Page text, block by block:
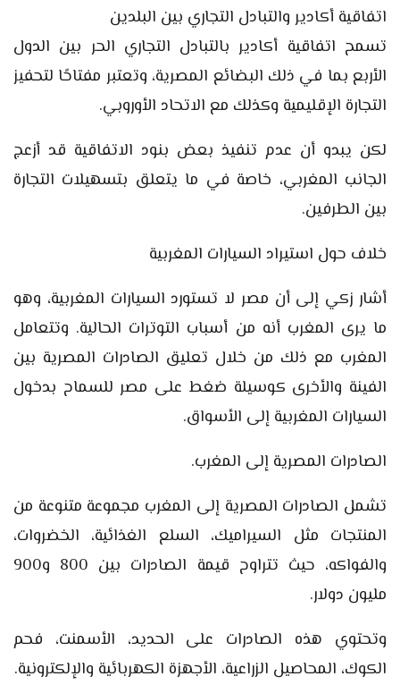
اتفاقية أكادير والتبادل التجاري بين البلدين
تسمح اتفاقية أكادير بالتبادل التجاري الحر بين الدول
الأربع بما في ذلك البضائع المصرية، وتعتبر مفتاحًا لتحفيز
التجارة الإقليمية وكذلك مع الاتحاد الأوروبي.
لكن يبدو أن عدم تنفيذ بعض بنود الاتفاقية قد أزعج
الجانب المغربي، خاصة في ما يتعلق بتسهيلات التجارة
بين الطرفين.
خلاف حول استيراد السيارات المغربية
أشار زكي إلى أن مصر لا تستورد السيارات المغربية، وهو
ما يرى المغرب أنه من أسباب التوترات الحالية. وتتعامل
المغرب مع ذلك من خلال تعليق الصادرات المصرية بين
الفينة والأخرى كوسيلة ضغط على مصر للسماح بدخول
السيارات المغربية إلى الأسواق.
الصادرات المصرية إلى المغرب.
تشمل الصادرات المصرية إلى المغرب مجموعة متنوعة من
المنتجات مثل السيراميك، السلع الغذائية، الخضروات،
والفواكه، حيث تتراوح قيمة الصادرات بين 800 و900
مليون دولار.
وتحتوي هذه الصادرات على الحديد، الأسمنت، فحم
الكوك، المحاصيل الزراعية، الأجهزة الكهربائية والإلكترونية.